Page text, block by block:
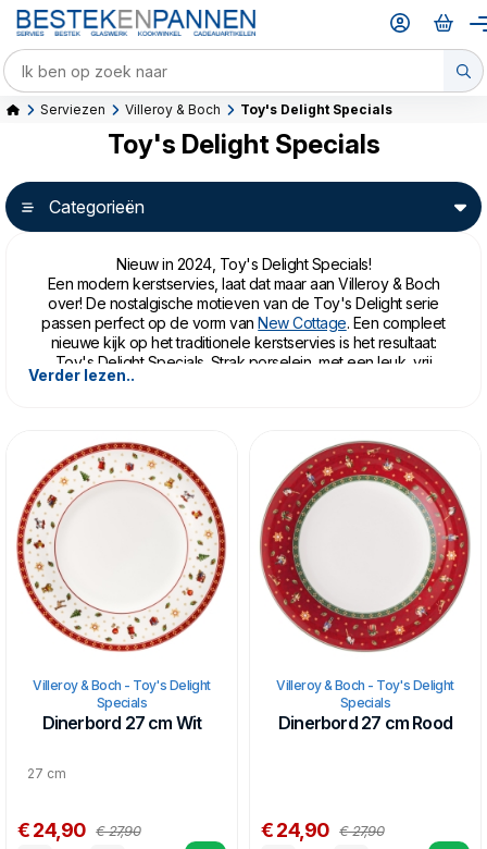
Serviezen Villeroy & Boch Toy's Delight Specials
Toy's Delight Specials
Categorieën
Nieuw in 2024, Toy's Delight Specials!
Een modern kerstservies, laat dat maar aan Villeroy & Boch
over! De nostalgische motieven van de Toy's Delight serie
passen perfect op de vorm vanNew Cottage. Een compleet
nieuwe kijk op het traditionele kerstservies is het resultaat:
Toy's Delight Specials. Strak porselein, met een leuk, vrij
subtiel kerstmotief. Uitstekend te combineren met andere
Villeroy & Boch Toy's Delight Specials is gemaakt van Premium
Porcelain, en kan in de vaatwasser en magnetron. Gemaakt in
Duitsland.
Verder lezen..
Villeroy & Boch - Toy's Delight
Specials
Dinerbord 27 cm Wit
27 cm
€ 24,90 € 27,90
Villeroy & Boch - Toy's Delight
Specials
Dinerbord 27 cm Rood
€ 24,90 € 27,90